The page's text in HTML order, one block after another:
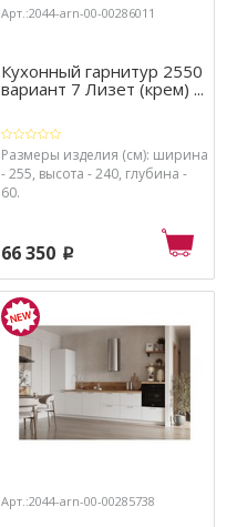
Арт.:2044-arn-00-00286011
Кухонный гарнитур 2550
вариант 7 Лизет (крем) ...
Размеры изделия (см): ширина
- 255, высота - 240, глубина -
60.
66 350 p
Арт.:2044-arn-00-00285738